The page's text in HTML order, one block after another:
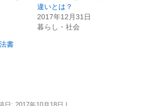
違いとは？
2017年12月31日
暮らし・社会
書